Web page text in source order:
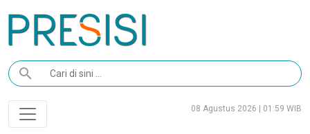
search
08 Agustus 2026 | 01:59 WIB